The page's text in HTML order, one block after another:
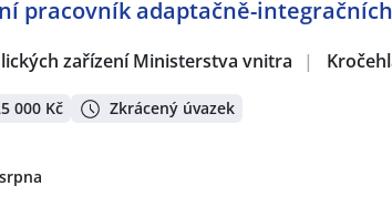
pracovník adaptačně-integračních
zařízení Ministerstva vnitra |
000 Kč Zkrácený úvazek